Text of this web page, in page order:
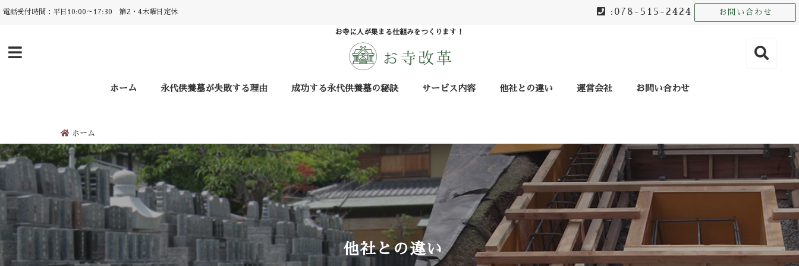
電話受付時間：平日10:00～17:30 第2・4木曜日定休 お問い合わせ
:078-515-2424
お寺に人が集まる仕組みをつくります！
ホーム 永代供養墓が失敗する理由 成功する永代供養墓の秘訣 サービス内容 他社との違い 運営会社 お問い合わせ
ホーム
他社との違い